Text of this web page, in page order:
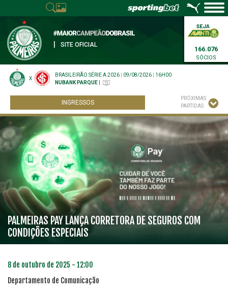
SITE OFICIAL
166.076
SÓCIOS
X
BRASILEIRÃO SÉRIE A 2026 09/08/2026
16H00
NUBANK PARQUE
INGRESSOS
PRÓXIMAS
PARTIDAS
PALMEIRAS PAY LANÇA CORRETORA DE SEGUROS COM
CONDIÇÕES ESPECIAIS
8 de outubro de 2025 - 12:00
Departamento de Comunicação